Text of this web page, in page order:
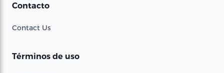
Contacto
Contact Us
Términos de uso